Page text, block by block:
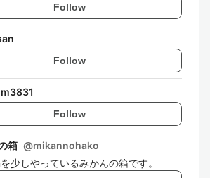
Follow
Follow
Follow
箱 @mikannohako
少しやっているみかんの箱です。